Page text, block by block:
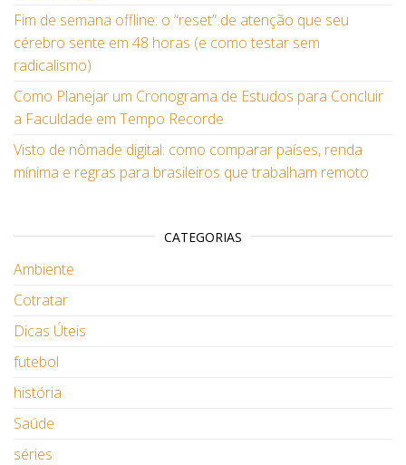
Fim de semana offline: o “reset” de atenção que seu
cérebro sente em 48 horas (e como testar sem
radicalismo)
Como Planejar um Cronograma de Estudos para Concluir
a Faculdade em Tempo Recorde
Visto de nômade digital: como comparar países, renda
mínima e regras para brasileiros que trabalham remoto
CATEGORIAS
Ambiente
Cotratar
Dicas Úteis
futebol
história
Saúde
séries